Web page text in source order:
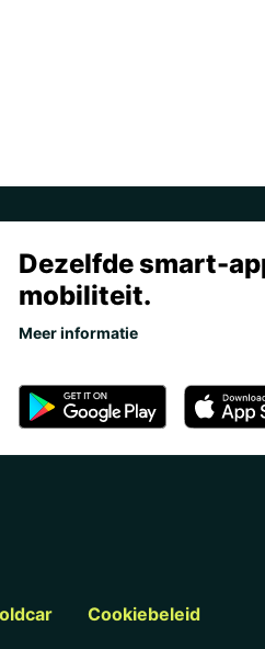
Dezelfde smart-
mobiliteit.
Meer informatie
Cookiebeleid